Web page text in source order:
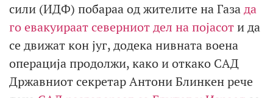
сили (ИДФ) побараа од жителите на Газада
го евакуираат северниот дел на појасоти да
се движат кон југ, додека нивната воена
операција продолжи, како и откако САД
Државниот секретар Антони Блинкен рече